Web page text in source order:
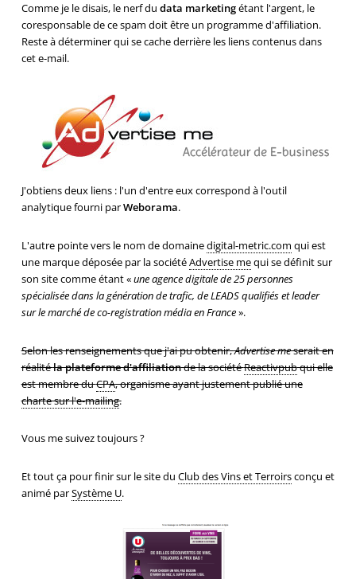
Comme je le disais, le nerf du data marketingétant l'argent, le
coresponsable de ce spam doit être un programme d'affiliation.
Reste à déterminer qui se cache derrière les liens contenus dans
cet e-mail.
J'obtiens deux liens : l'un d'entre eux correspond à l'outil
analytique fourni parWeborama.
L'autre pointe vers le nom de domainedigital-metric.com qui est
une marque déposée par la sociétéAdvertise mequi se définit sur
son site comme étant «une agence digitale de 25 personnes
spécialisée dans la génération de trafic, de LEADS qualifiés et leader
sur le marché de co-registration média en France».
Selon les renseignements que j'ai pu obtenir,Advertise meserait en
réalitéla plateforme d'affiliationde la sociétéReactivpubqui elle
est membre duCPA, organisme ayant justement publié une
charte sur l'e-mailing.
Vous me suivez toujours ?
Et tout ça pour finir sur le site du Club des Vins et Terroirsconçu et
animé parSystème U.